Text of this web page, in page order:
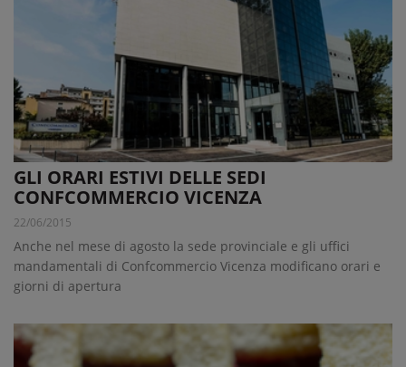
GLI ORARI ESTIVI DELLE SEDI
CONFCOMMERCIO VICENZA
22/06/2015
Anche nel mese di agosto la sede provinciale e gli uffici
mandamentali di Confcommercio Vicenza modificano orari e
giorni di apertura